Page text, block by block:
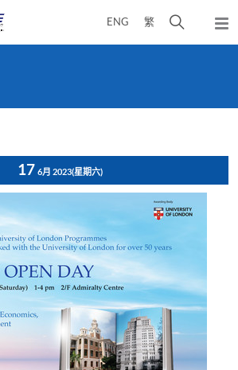
ENG 繁
开
弹
出
17 6月 2023(星期六)